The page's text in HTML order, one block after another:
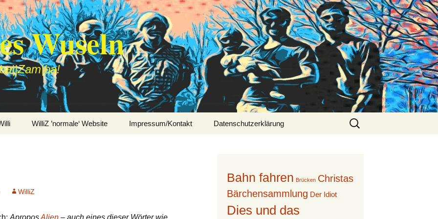
Wuseln
WilliZ ’normale‘ Website Impressum/Kontakt Datenschutzerklärung
Suche
nach:
WilliZ
AproposAlien – auch eines dieser Wörter wie
Bahn fahren Brücken Christas
Bärchensammlung Der Idiot
Dies und das